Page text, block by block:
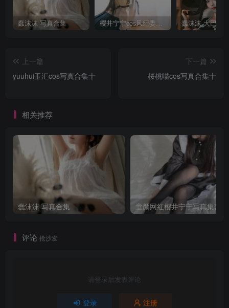
蠢沫沫 写真合集 樱井宁宁cos风纪委员写真套图
上一篇
yuuhui玉汇cos写真合集十
下一篇
桜桃喵cos写真合集十
相关推荐
蠢沫沫 写真合集 童颜网红樱井宁宁写真集套图
评论 抢沙发
请登录后发表评论
登录 注册